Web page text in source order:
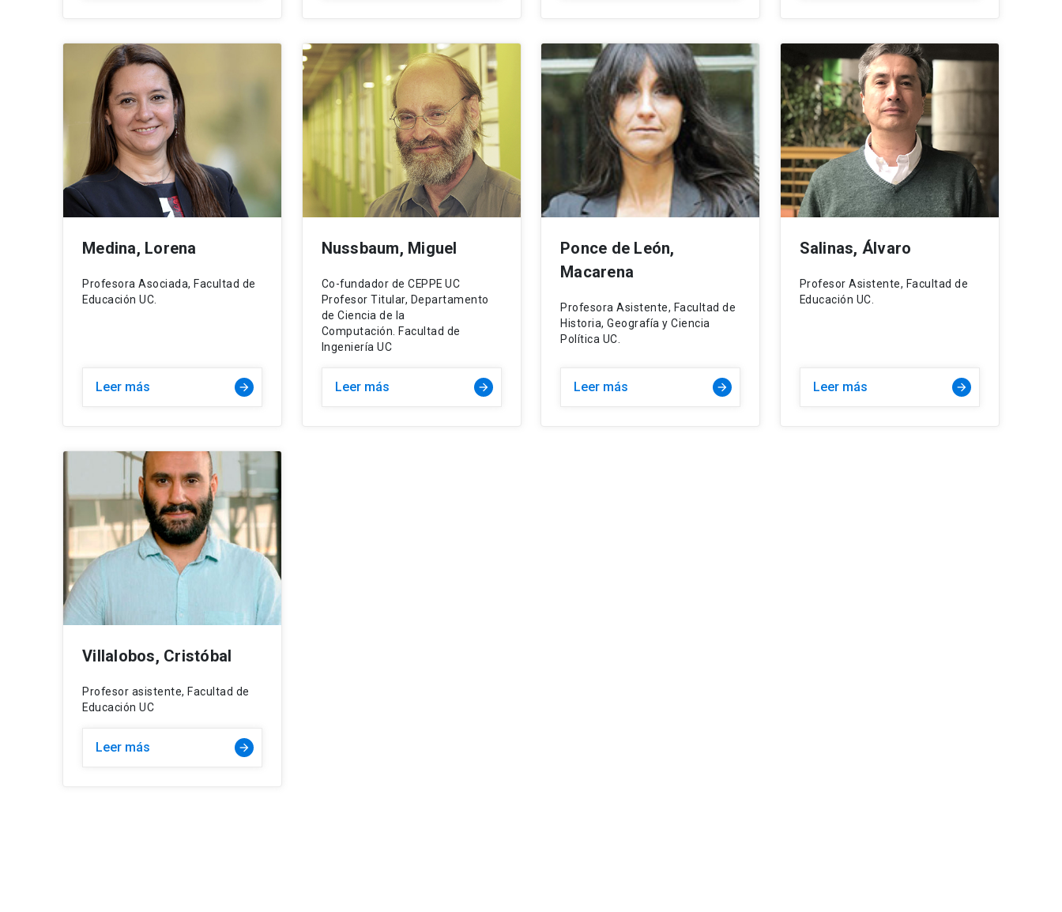
Medina, Lorena
Profesora Asociada, Facultad de
Educación UC.
Leer más
Nussbaum, Miguel
Co-fundador de CEPPE UC
Profesor Titular, Departamento
de Ciencia de la
Computación. Facultad de
Ingeniería UC
Leer más
Ponce de León,
Macarena
Profesora Asistente, Facultad de
Historia, Geografía y Ciencia
Política UC.
Leer más
Salinas, Álvaro
Profesor Asistente, Facultad de
Educación UC.
Leer más
Villalobos, Cristóbal
Profesor asistente, Facultad de
Educación UC
Leer más